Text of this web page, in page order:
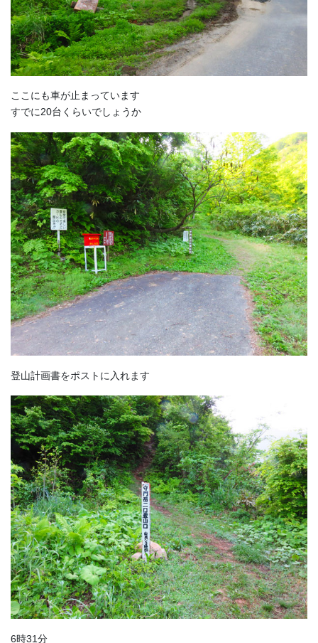
ここにも車が止まっています
すでに20台くらいでしょうか
登山計画書をポストに入れます
6時31分